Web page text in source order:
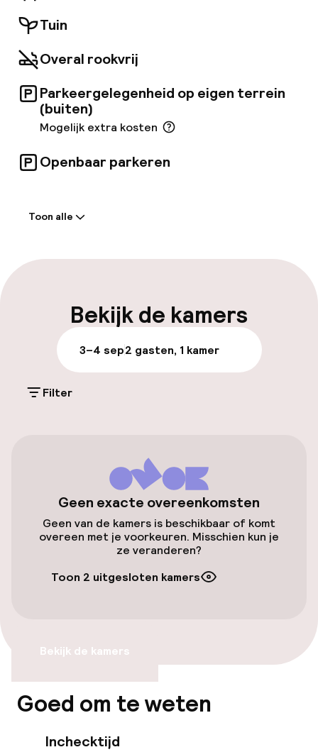
gebruik maken van de vergaderruimtes in het
etablissement. Het is mogelijk dat voor
sommige services van Hotel l'Arbre Voyageur,
BW Premier Collection moet worden bijbetaald.
Tuin
Overal rookvrij
Parkeergelegenheid op eigen terrein
(buiten)
Mogelijk extra kosten
Openbaar parkeren
Laat uitchecken mogelijk
Bagageruimte
Parkeren & mobiliteit
Openbaar parkeren
Toegankelijkheid
Zwemmen & wellness
Spacentrum
Massage
Toon alle
Bekijk de kamers
3–4 sep2 gasten, 1 kamer
Filter
Geen exacte overeenkomsten
Geen van de kamers is beschikbaar of komt
overeen met je voorkeuren. Misschien kun je
ze veranderen?
Toon 2 uitgesloten kamers
Bekijk de kamers
Goed om te weten
Inchecktijd